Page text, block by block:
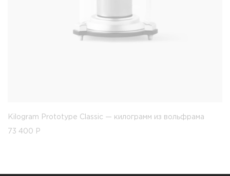
Kilogram Prototype Classic — килограмм из вольфрама
73 400 Р